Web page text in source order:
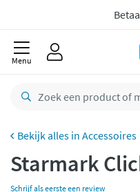
CO2
Menu
Accessoires
Starmark
Schrijf als eerste een review